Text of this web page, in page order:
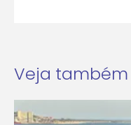
Veja também